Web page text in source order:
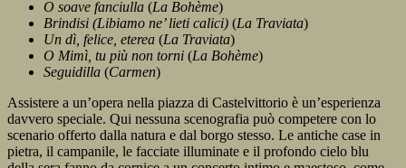
O soave fanciulla (La Bohème)
Brindisi (Libiamo ne’ lieti calici) (La Traviata)
Un dì, felice, eterea (La Traviata)
O Mimì, tu più non torni (La Bohème)
Seguidilla (Carmen)
Assistere a un’opera nella piazza di Castelvittorio è un’esperienza
davvero speciale. Qui nessuna scenografia può competere con lo
scenario offerto dalla natura e dal borgo stesso. Le antiche case in
pietra, il campanile, le facciate illuminate e il profondo cielo blu